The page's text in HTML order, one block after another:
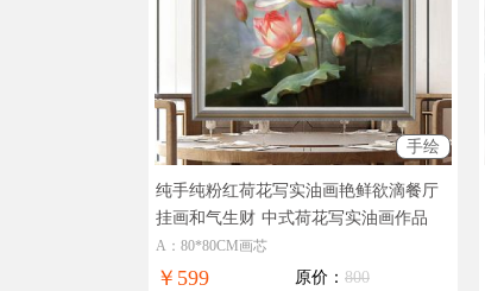
手绘
纯手纯粉红荷花写实油画艳鲜欲滴餐厅
挂画和气生财 中式荷花写实油画作品
A：80*80CM画芯
￥599 原价： 800